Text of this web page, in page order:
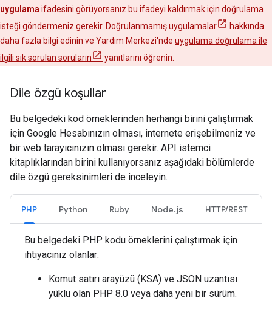
uygulama ifadesini görüyorsanız bu ifadeyi kaldırmak için doğrulama
isteği göndermeniz gerekir. Doğrulanmamış uygulamalar
hakkında
daha fazla bilgi edinin ve Yardım Merkezi'nde uygulama doğrulama ile
ilgili sık sorulan soruların
yanıtlarını öğrenin.
Dile özgü koşullar
Bu belgedeki kod örneklerinden herhangi birini çalıştırmak
için Google Hesabınızın olması, internete erişebilmeniz ve
bir web tarayıcınızın olması gerekir. API istemci
kitaplıklarından birini kullanıyorsanız aşağıdaki bölümlerde
dile özgü gereksinimleri de inceleyin.
PHP Python Ruby Node.js HTTP/REST
Bu belgedeki PHP kodu örneklerini çalıştırmak için
ihtiyacınız olanlar:
Komut satırı arayüzü (KSA) ve JSON uzantısı
yüklü olan PHP 8.0 veya daha yeni bir sürüm.